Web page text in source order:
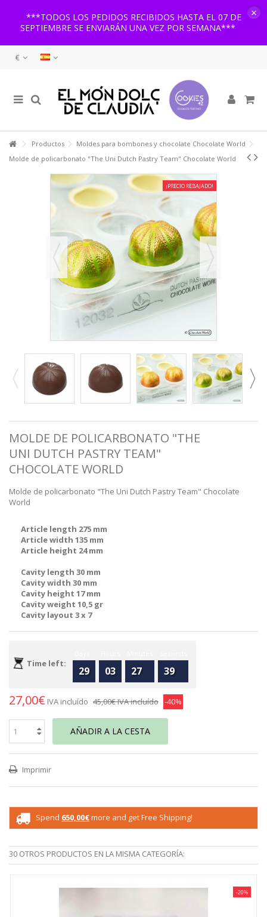
***TODOS LOS PEDIDOS RECIBIDOS HASTA EL 07 DE
SEPTIEMBRE SE ENVIARÁN UNA VEZ POR SEMANA***
×
€
Productos
Moldes para bombones y chocolate Chocolate World
Molde de policarbonato "The Uni Dutch Pastry Team" Chocolate World
¡PRECIO REBAJADO!
MOLDE DE POLICARBONATO "THE
UNI DUTCH PASTRY TEAM"
CHOCOLATE WORLD
Molde de policarbonato "The Uni Dutch Pastry Team" Chocolate
World
Article length 275 mm
Article width 135 mm
Article height 24 mm
Cavity length 30 mm
Cavity width 30 mm
Cavity height 17 mm
Cavity weight 10,5 gr
Cavity layout 3 x 7
Time left:
29 03 27 39
27,00€ IVA incluído 45,00€IVA incluído -40%
AÑADIR A LA CESTA
Imprimir
Spend 650,00€more and get Free Shipping!
30 OTROS PRODUCTOS EN LA MISMA CATEGORÍA:
-20%